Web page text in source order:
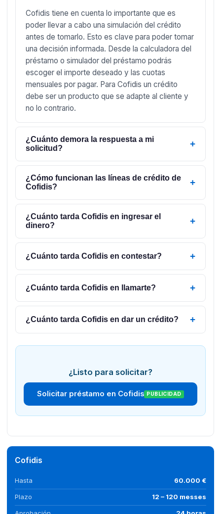
Cofidis tiene en cuenta lo importante que es
poder llevar a cabo una simulación del crédito
antes de tomarlo. Esto es clave para poder tomar
una decisión informada. Desde la calculadora del
préstamo o simulador del préstamo podrás
escoger el importe deseado y las cuotas
mensuales por pagar. Para Cofidis un crédito
debe ser un producto que se adapte al cliente y
no lo contrario.
¿Cuánto demora la respuesta a mi
solicitud?
+
¿Cómo funcionan las líneas de crédito de
Cofidis?
+
¿Cuánto tarda Cofidis en ingresar el
dinero?
+
¿Cuánto tarda Cofidis en contestar? +
¿Cuánto tarda Cofidis en llamarte? +
¿Cuánto tarda Cofidis en dar un crédito? +
¿Listo para solicitar?
Solicitar préstamo en Cofidis PUBLICIDAD
Cofidis
Hasta 60.000 €
Plazo 12 – 120 messes